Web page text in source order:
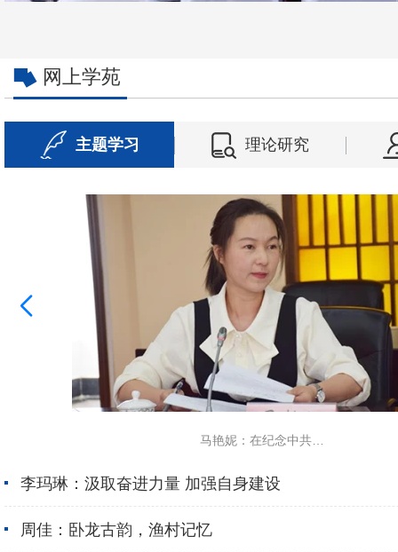
网上学苑
主题学习 理论研究
马艳妮：在纪念中共中
央发布“五一口号”75周
李玛琳：汲取奋进力量 加强自身建设
周佳：卧龙古韵，渔村记忆